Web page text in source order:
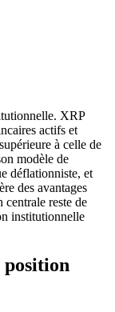
XRP
actifs et
à celle de
modèle de
déflationniste, et
des avantages
centrale reste de
institutionnelle
position